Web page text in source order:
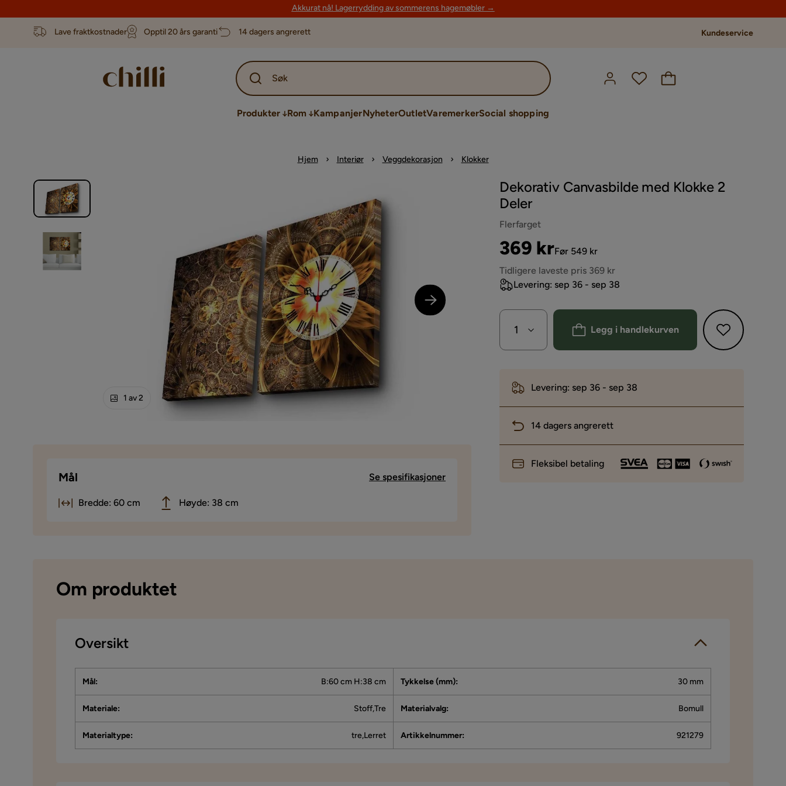
Akkurat nå! Lagerrydding av sommerens hagemøbler →
Lave fraktkostnader Opptil 20 års garanti 14 dagers angrerett Kundeservice
Søk
Produkter Rom KampanjerNyheterOutletVaremerkerSocial shopping
Hjem Interiør Veggdekorasjon Klokker
1 av 2
Mål Se spesifikasjoner
Bredde: 60 cm Høyde: 38 cm
Dekorativ Canvasbilde med Klokke 2
Deler
Flerfarget
Pris
369 kr
Original
Pris
Før 549 kr
Tidligere laveste pris 369 kr
Levering: sep 36 - sep 38
Legg i handlekurven
Levering: sep 36 - sep 38
14 dagers angrerett
Fleksibel betaling
Om produktet
Oversikt
Mål: B:60 cm H:38 cm Tykkelse (mm): 30 mm
Materiale: Stoff,Tre Materialvalg: Bomull
Materialtype: tre,Lerret Artikkelnummer: 921279